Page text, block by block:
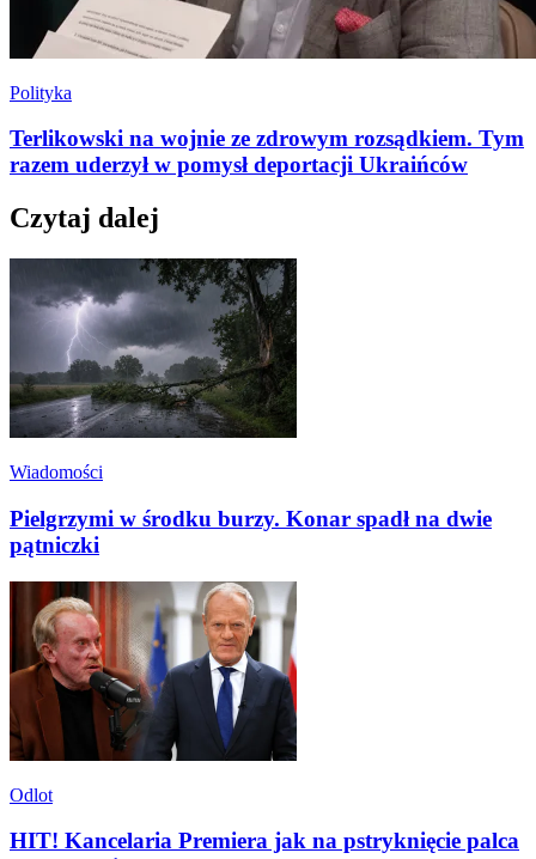
Polityka
Terlikowski na wojnie ze zdrowym rozsądkiem. Tym
razem uderzył w pomysł deportacji Ukraińców
Czytaj dalej
Wiadomości
Pielgrzymi w środku burzy. Konar spadł na dwie
pątniczki
Odlot
HIT! Kancelaria Premiera jak na pstryknięcie palca